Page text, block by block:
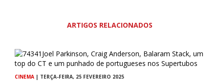
ARTIGOS RELACIONADOS
CINEMA | TERÇA-FEIRA, 25 FEVEREIRO 2025